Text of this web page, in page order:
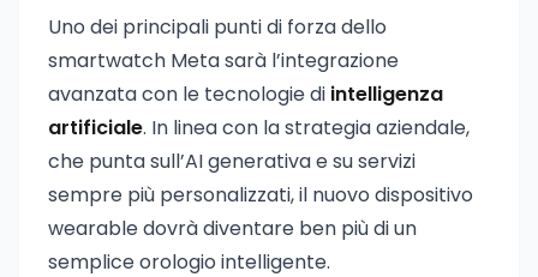
Uno dei principali punti di forza dello
smartwatch Meta sarà l’integrazione
avanzata con le tecnologie di intelligenza
artificiale. In linea con la strategia aziendale,
che punta sull’AI generativa e su servizi
sempre più personalizzati, il nuovo dispositivo
wearable dovrà diventare ben più di un
semplice orologio intelligente.